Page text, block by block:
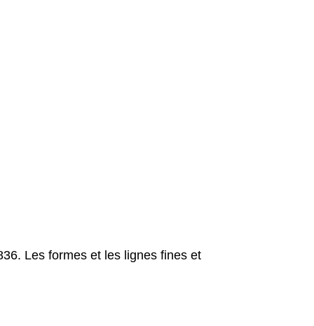
Les formes et les lignes fines et